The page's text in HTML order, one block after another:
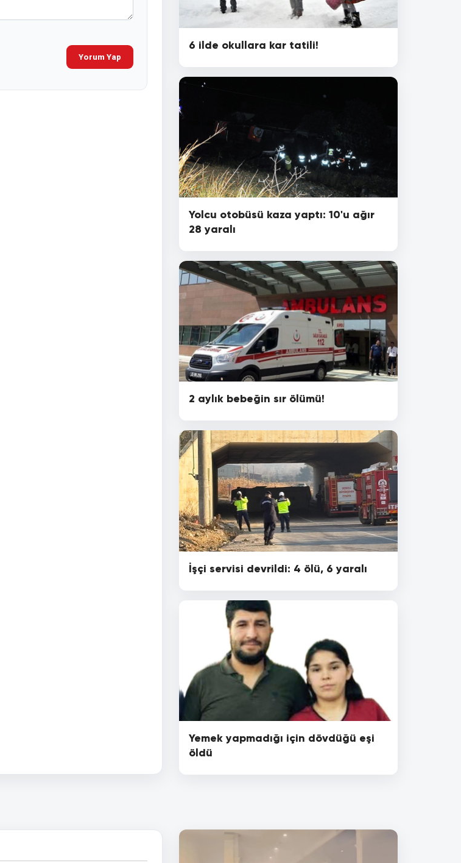
Yorum Yap
6 ilde okullara kar tatili!
Yolcu otobüsü kaza yaptı: 10'u ağır
28 yaralı
2 aylık bebeğin sır ölümü!
İşçi servisi devrildi: 4 ölü, 6 yaralı
Yemek yapmadığı için dövdüğü eşi
öldü